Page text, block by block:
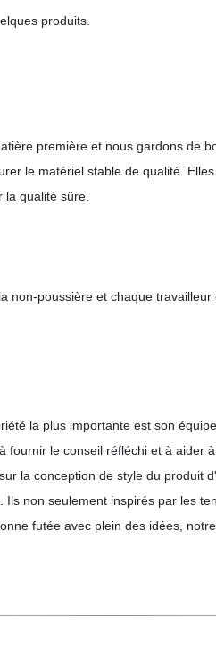
produits.
première et nous gardons de
le matériel stable de qualité.
qualité sûre.
non-poussière et chaque
la plus importante est son
le conseil réfléchi et à aider
la conception de style du produit
non seulement inspirés par les
futée avec plein des idées,